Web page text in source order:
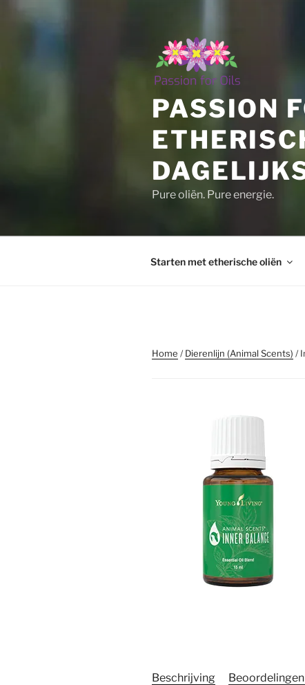
PASSION
Pure oliën. Pure energie.
Starten met etherische oliën
Home /Dierenlijn (Animal Scents) /
Beschrijving